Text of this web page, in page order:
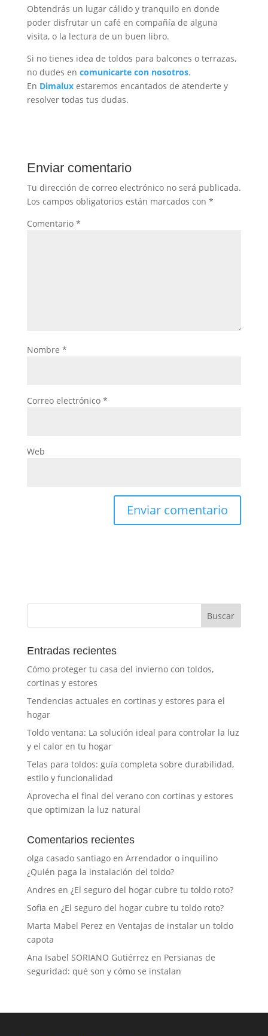
Obtendrás un lugar cálido y tranquilo en donde
poder disfrutar un café en compañía de alguna
visita, o la lectura de un buen libro.
Si no tienes idea de toldos para balcones o terrazas,
no dudes en comunicarte con nosotros.
En Dimalux estaremos encantados de atenderte y
resolver todas tus dudas.
Enviar comentario
Tu dirección de correo electrónico no será publicada.
Los campos obligatorios están marcados con *
Comentario *
Nombre *
Correo electrónico *
Web
Entradas recientes
Cómo proteger tu casa del invierno con toldos,
cortinas y estores
Tendencias actuales en cortinas y estores para el
hogar
Toldo ventana: La solución ideal para controlar la luz
y el calor en tu hogar
Telas para toldos: guía completa sobre durabilidad,
estilo y funcionalidad
Aprovecha el final del verano con cortinas y estores
que optimizan la luz natural
Comentarios recientes
olga casado santiagoen Arrendador o inquilino
¿Quién paga la instalación del toldo?
Andres en ¿El seguro del hogar cubre tu toldo roto?
Sofia en ¿El seguro del hogar cubre tu toldo roto?
Marta Mabel Perez en Ventajas de instalar un toldo
capota
Ana Isabel SORIANO Gutiérrez en Persianas de
seguridad: qué son y cómo se instalan